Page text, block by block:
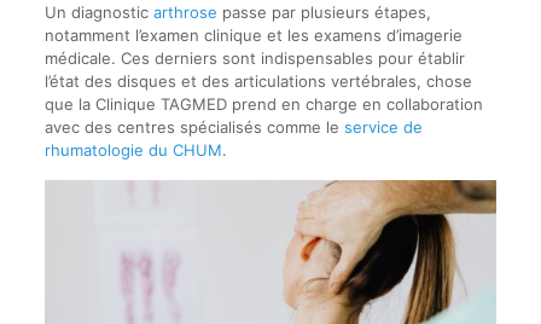
Un diagnostic arthrose passe par plusieurs étapes,
notamment l’examen clinique et les examens d’imagerie
médicale. Ces derniers sont indispensables pour établir
l’état des disques et des articulations vertébrales, chose
que la Clinique TAGMED prend en charge en collaboration
avec des centres spécialisés comme le service de
rhumatologie du CHUM.